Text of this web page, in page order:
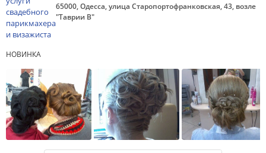
65000, Одесса, улица Старопортофранковская, 43, возле
"Таврии В"
НОВИНКА